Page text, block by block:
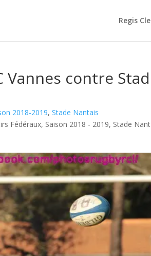
Regis
Vannes contre
2018-2019,Stade Nantais
Fédéraux, Saison 2018 - 2019, Stade